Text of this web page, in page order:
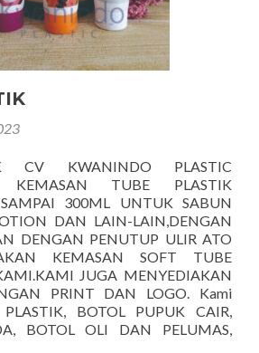
CV KWANINDO PLASTIC
KEMASAN TUBE PLASTIK
300ML UNTUK SABUN
DAN LAIN-LAIN,DENGAN
DENGAN PENUTUP ULIR ATO
KEMASAN SOFT TUBE
JUGA MENYEDIAKAN
PRINT DAN LOGO. Kami
BOTOL PUPUK CAIR,
BOTOL OLI DAN PELUMAS,